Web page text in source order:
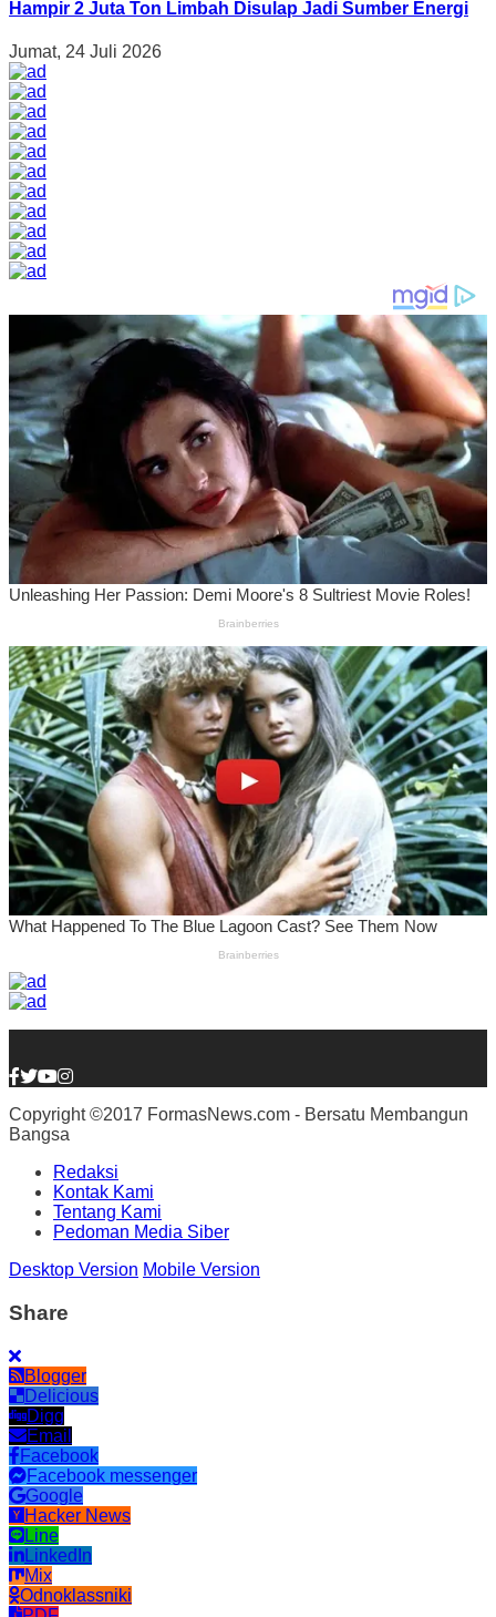
Hampir 2 Juta Ton Limbah Disulap Jadi Sumber Energi
Jumat, 24 Juli 2026
Copyright ©2017 FormasNews.com - Bersatu Membangun
Bangsa
Redaksi
Kontak Kami
Tentang Kami
Pedoman Media Siber
Desktop Version Mobile Version
Share
Blogger
Delicious
Digg
Email
Facebook
Facebook messenger
Google
Hacker News
Line
LinkedIn
Mix
Odnoklassniki